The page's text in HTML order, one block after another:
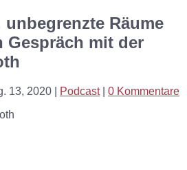
Räume
Gespräch mit der
13, 2020 Podcast| 0 Kommentare